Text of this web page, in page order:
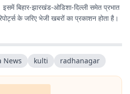
बिहार-झारखंड-ओडिशा-दिल्‍ली समेत प्रभात
के जरिए भेजी खबरों का प्रकाशन होता है।
News kulti radhanagar